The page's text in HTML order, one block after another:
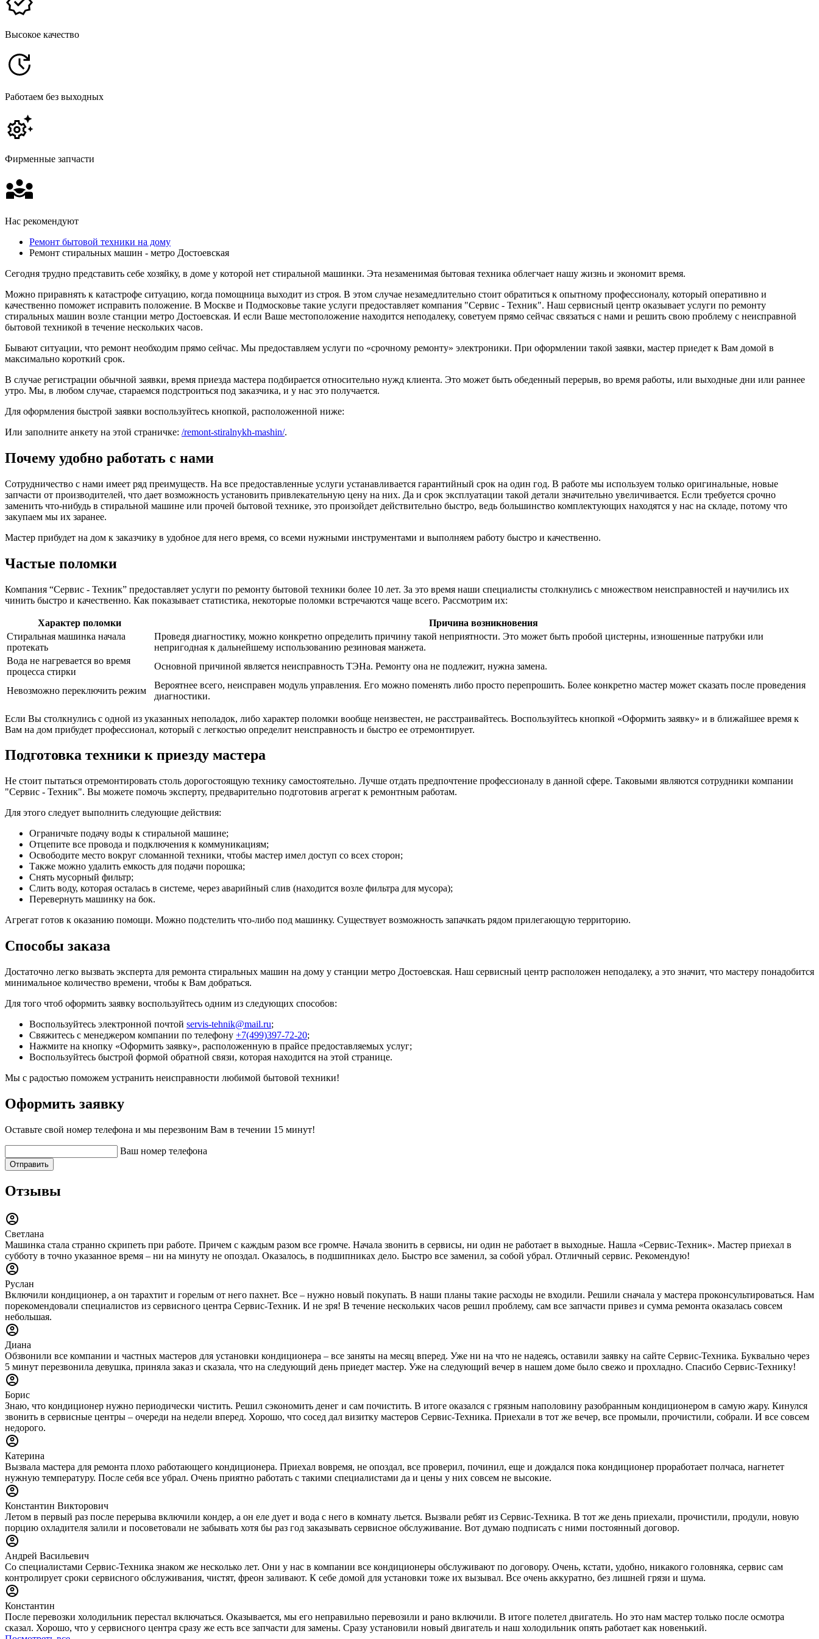
Высокое качество
Работаем без выходных
Фирменные запчасти
Нас рекомендуют
Ремонт бытовой техники на дому
Ремонт стиральных машин - метро Достоевская
Сегодня трудно представить себе хозяйку, в доме у которой нет стиральной машинки. Эта незаменимая бытовая техника облегчает нашу жизнь и экономит время.
Можно приравнять к катастрофе ситуацию, когда помощница выходит из строя. В этом случае незамедлительно стоит обратиться к опытному профессионалу, который оперативно и
качественно поможет исправить положение. В Москве и Подмосковье такие услуги предоставляет компания "Сервис - Техник". Наш сервисный центр оказывает услуги по ремонту
стиральных машин возле станции метро Достоевская. И если Ваше местоположение находится неподалеку, советуем прямо сейчас связаться с нами и решить свою проблему с неисправной
бытовой техникой в течение нескольких часов.
Бывают ситуации, что ремонт необходим прямо сейчас. Мы предоставляем услуги по «срочному ремонту» электроники. При оформлении такой заявки, мастер приедет к Вам домой в
максимально короткий срок.
В случае регистрации обычной заявки, время приезда мастера подбирается относительно нужд клиента. Это может быть обеденный перерыв, во время работы, или выходные дни или раннее
утро. Мы, в любом случае, стараемся подстроиться под заказчика, и у нас это получается.
Для оформления быстрой заявки воспользуйтесь кнопкой, расположенной ниже:
Или заполните анкету на этой страничке: /remont-stiralnykh-mashin/.
Почему удобно работать с нами
Сотрудничество с нами имеет ряд преимуществ. На все предоставленные услуги устанавливается гарантийный срок на один год. В работе мы используем только оригинальные, новые
запчасти от производителей, что дает возможность установить привлекательную цену на них. Да и срок эксплуатации такой детали значительно увеличивается. Если требуется срочно
заменить что-нибудь в стиральной машине или прочей бытовой технике, это произойдет действительно быстро, ведь большинство комплектующих находятся у нас на складе, потому что
закупаем мы их заранее.
Мастер прибудет на дом к заказчику в удобное для него время, со всеми нужными инструментами и выполняем работу быстро и качественно.
Частые поломки
Компания “Сервис - Техник” предоставляет услуги по ремонту бытовой техники более 10 лет. За это время наши специалисты столкнулись с множеством неисправностей и научились их
чинить быстро и качественно. Как показывает статистика, некоторые поломки встречаются чаще всего. Рассмотрим их:
Характер поломки
Причина возникновения
Стиральная машинка начала
протекать
Проведя диагностику, можно конкретно определить причину такой неприятности. Это может быть пробой цистерны, изношенные патрубки или
непригодная к дальнейшему использованию резиновая манжета.
Вода не нагревается во время
процесса стирки
Основной причиной является неисправность ТЭНа. Ремонту она не подлежит, нужна замена.
Невозможно переключить режим
Вероятнее всего, неисправен модуль управления. Его можно поменять либо просто перепрошить. Более конкретно мастер может сказать после проведения
диагностики.
Если Вы столкнулись с одной из указанных неполадок, либо характер поломки вообще неизвестен, не расстраивайтесь. Воспользуйтесь кнопкой «Оформить заявку» и в ближайшее время к
Вам на дом прибудет профессионал, который с легкостью определит неисправность и быстро ее отремонтирует.
Подготовка техники к приезду мастера
Не стоит пытаться отремонтировать столь дорогостоящую технику самостоятельно. Лучше отдать предпочтение профессионалу в данной сфере. Таковыми являются сотрудники компании
"Сервис - Техник". Вы можете помочь эксперту, предварительно подготовив агрегат к ремонтным работам.
Для этого следует выполнить следующие действия:
Ограничьте подачу воды к стиральной машине;
Отцепите все провода и подключения к коммуникациям;
Освободите место вокруг сломанной техники, чтобы мастер имел доступ со всех сторон;
Также можно удалить емкость для подачи порошка;
Снять мусорный фильтр;
Слить воду, которая осталась в системе, через аварийный слив (находится возле фильтра для мусора);
Перевернуть машинку на бок.
Агрегат готов к оказанию помощи. Можно подстелить что-либо под машинку. Существует возможность запачкать рядом прилегающую территорию.
Способы заказа
Достаточно легко вызвать эксперта для ремонта стиральных машин на дому у станции метро Достоевская. Наш сервисный центр расположен неподалеку, а это значит, что мастеру понадобится
минимальное количество времени, чтобы к Вам добраться.
Для того чтоб оформить заявку воспользуйтесь одним из следующих способов:
Воспользуйтесь электронной почтой servis-tehnik@mail.ru;
Свяжитесь с менеджером компании по телефону +7(499)397-72-20;
Нажмите на кнопку «Оформить заявку», расположенную в прайсе предоставляемых услуг;
Воспользуйтесь быстрой формой обратной связи, которая находится на этой странице.
Мы с радостью поможем устранить неисправности любимой бытовой техники!
Оформить заявку
Оставьте свой номер телефона и мы перезвоним Вам в течении 15 минут!
Ваш номер телефона
Отправить
Отзывы
Светлана
Машинка стала странно скрипеть при работе. Причем с каждым разом все громче. Начала звонить в сервисы, ни один не работает в выходные. Нашла «Сервис-Техник». Мастер приехал в
субботу в точно указанное время – ни на минуту не опоздал. Оказалось, в подшипниках дело. Быстро все заменил, за собой убрал. Отличный сервис. Рекомендую!
Руслан
Включили кондиционер, а он тарахтит и горелым от него пахнет. Все – нужно новый покупать. В наши планы такие расходы не входили. Решили сначала у мастера проконсультироваться. Нам
порекомендовали специалистов из сервисного центра Сервис-Техник. И не зря! В течение нескольких часов решил проблему, сам все запчасти привез и сумма ремонта оказалась совсем
небольшая.
Диана
Обзвонили все компании и частных мастеров для установки кондиционера – все заняты на месяц вперед. Уже ни на что не надеясь, оставили заявку на сайте Сервис-Техника. Буквально через
5 минут перезвонила девушка, приняла заказ и сказала, что на следующий день приедет мастер. Уже на следующий вечер в нашем доме было свежо и прохладно. Спасибо Сервис-Технику!
Борис
Знаю, что кондиционер нужно периодически чистить. Решил сэкономить денег и сам почистить. В итоге оказался с грязным наполовину разобранным кондиционером в самую жару. Кинулся
звонить в сервисные центры – очереди на недели вперед. Хорошо, что сосед дал визитку мастеров Сервис-Техника. Приехали в тот же вечер, все промыли, прочистили, собрали. И все совсем
недорого.
Катерина
Вызвала мастера для ремонта плохо работающего кондиционера. Приехал вовремя, не опоздал, все проверил, починил, еще и дождался пока кондиционер проработает полчаса, нагнетет
нужную температуру. После себя все убрал. Очень приятно работать с такими специалистами да и цены у них совсем не высокие.
Константин Викторович
Летом в первый раз после перерыва включили кондер, а он еле дует и вода с него в комнату льется. Вызвали ребят из Сервис-Техника. В тот же день приехали, прочистили, продули, новую
порцию охладителя залили и посоветовали не забывать хотя бы раз год заказывать сервисное обслуживание. Вот думаю подписать с ними постоянный договор.
Андрей Васильевич
Со специалистами Сервис-Техника знаком же несколько лет. Они у нас в компании все кондиционеры обслуживают по договору. Очень, кстати, удобно, никакого головняка, сервис сам
контролирует сроки сервисного обслуживания, чистят, фреон заливают. К себе домой для установки тоже их вызывал. Все очень аккуратно, без лишней грязи и шума.
Константин
После перевозки холодильник перестал включаться. Оказывается, мы его неправильно перевозили и рано включили. В итоге полетел двигатель. Но это нам мастер только после осмотра
сказал. Хорошо, что у сервисного центра сразу же есть все запчасти для замены. Сразу установили новый двигатель и наш холодильник опять работает как новенький.